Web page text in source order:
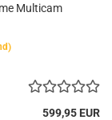
Multicam
599,95 EUR